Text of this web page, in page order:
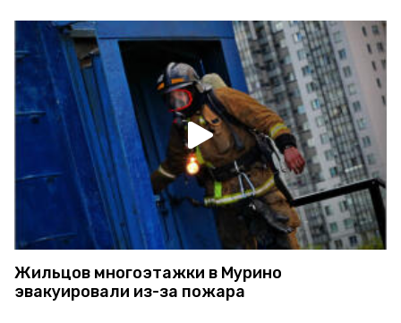
Жильцов многоэтажки в Мурино
эвакуировали из-за пожара